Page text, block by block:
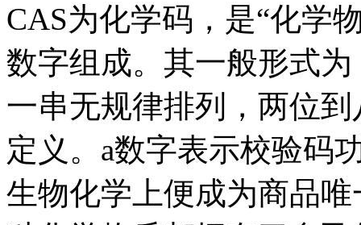
CAS为化学码，是“化学
数字组成。其一般形式为
一串无规律排列，两位
定义。a数字表示校验码
生物化学上便成为商品